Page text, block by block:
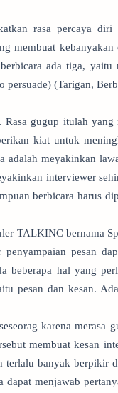
rasa percaya diri
membuat kebanyakan
ada tiga, yaitu
(Tarigan,
Rasa gugup itulah yang
kiat untuk
adalah meyakinkan
interviewer
berbicara harus
TALKINC bernama
pesan
beberapa hal yang
pesan dan kesan.
karena merasa
membuat kesan
terlalu banyak berpikir
menjawab